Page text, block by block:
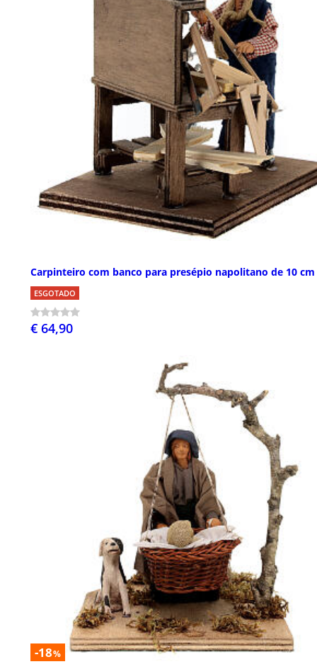
Carpinteiro com banco para presépio napolitano de 10 cm
ESGOTADO
€ 64,90
-18%